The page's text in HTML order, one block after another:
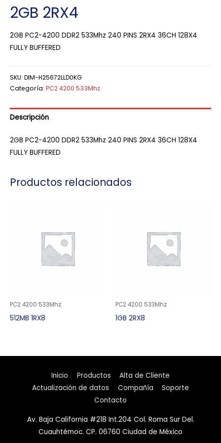
2GB 2RX4
2GB PC2-4200 DDR2 533Mhz 240 PINS 2RX4 36CH 128X4
FULLY BUFFERED
SKU: DIM-H25672LLD0KG
Categoría: PC2 4200 533Mhz
Descripción
2GB PC2-4200 DDR2 533Mhz 240 PINS 2RX4 36CH 128X4
FULLY BUFFERED
Productos relacionados
PC2 4200 533Mhz
512MB 1RX8
PC2 4200 533Mhz
1GB 2RX8
Inicio Productos
Alta de Cliente
Actualización de datos
Compañía
Soporte
Contacto
Av. Baja California #218 Int.204 Col. Roma Sur Del.
Cuauhtémoc. CP. 06760 Ciudad de México